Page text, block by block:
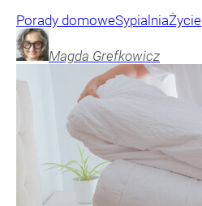
Porady domoweSypialniaŻycie
Magda Grefkowicz